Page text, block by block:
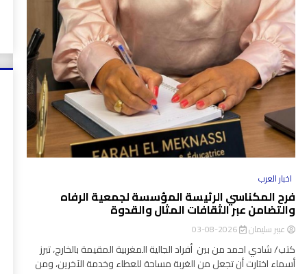
اخبار العرب
فرح المكناسي الرئيسة المؤسسة لجمعية الرفاه
والتضامن عبر الثقافات المثال والقدوة
عبير سليمان 2026-08-03
كتب/ شادي احمد من بين أفراد الجالية المغربية المقيمة بالخارج، تبرز
أسماء اختارت أن تجعل من الغربة مساحة للعطاء وخدمة الآخرين، ومن